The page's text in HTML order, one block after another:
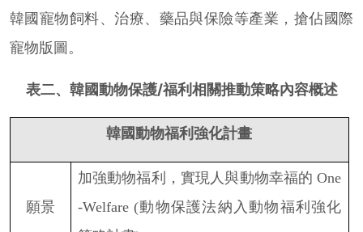
韓國寵物飼料、治療、藥品與保險等產業，搶佔國際
寵物版圖。
表二、韓國動物保護/福利相關推動策略內容概述
韓國動物福利強化計畫
願景
加強動物福利，實現人與動物幸福的 One
-Welfare (動物保護法納入動物福利強化